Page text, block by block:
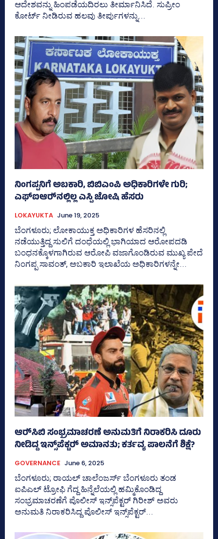
ಆದೇಶವನ್ನು ಹಿಂಪಡೆಯದಿರಲು ತೀರ್ಮಾನಿಸಿದೆ. ಸುಪ್ರೀಂ
ಕೋರ್ಟ್‌ ನೀಡಿರುವ ಹಲವು ತೀರ್ಪುಗಳನ್ನು...
ನಿಂಗಪ್ಪನಿಗೆ ಅಬಕಾರಿ, ಬಿಬಿಎಂಪಿ ಅಧಿಕಾರಿಗಳೇ ಗುರಿ;
ಎಫ್‌ಐಆರ್‍‌ನಲ್ಲಿಲ್ಲ ಎಸ್ಪಿ ಜೋಷಿ ಹೆಸರು
LOKAYUKTA June 19, 2025
ಬೆಂಗಳೂರು; ಲೋಕಾಯುಕ್ತ ಅಧಿಕಾರಿಗಳ ಹೆಸರಿನಲ್ಲಿ
ನಡೆಯುತ್ತಿದ್ದ ಸುಲಿಗೆ ದಂಧೆಯಲ್ಲಿ ಭಾಗಿಯಾದ ಆರೋಪದಡಿ
ಬಂಧನಕ್ಕೊಳಗಾಗಿರುವ ಆರೋಪಿ ವಜಾಗೊಂಡಿರುವ ಮುಖ್ಯ ಪೇದೆ
ನಿಂಗಪ್ಪ ಸಾವಂತ್‌, ಅಬಕಾರಿ ಇಲಾಖೆಯ ಅಧಿಕಾರಿಗಳನ್ನೇ...
ಆರ್‍‌ಸಿಬಿ ಸಂಭ್ರಮಾಚರಣೆ ಅನುಮತಿಗೆ ನಿರಾಕರಿಸಿ ದೂರು
ನೀಡಿದ್ದ ಇನ್ಸ್‌ಪೆಕ್ಟರ್‍‌ ಅಮಾನತು; ಕರ್ತವ್ಯ ಪಾಲನೆಗೆ ಶಿಕ್ಷೆ?
GOVERNANCE June 6, 2025
ಬೆಂಗಳೂರು; ರಾಯಲ್‌ ಚಾಲೆಂಜರ್ಸ್‌ ಬೆಂಗಳೂರು ತಂಡ
ಐಪಿಎಲ್‌ ಟ್ರೋಫಿ ಗೆದ್ದ ಹಿನ್ನೆಲೆಯಲ್ಲಿ ಹಮ್ಮಿಕೊಂಡಿದ್ದ
ಸಂಭ್ರಮಾಚರಣೆಗೆ ಪೊಲೀಸ್‌ ಇನ್ಸ್‌ಪೆಕ್ಟರ್‍‌ ಗಿರೀಶ್‌ ಅವರು
ಅನುಮತಿ ನಿರಾಕರಿಸಿದ್ದ ಪೊಲೀಸ್‌ ಇನ್ಸ್‌ಪೆಕ್ಟರ್‍‌...